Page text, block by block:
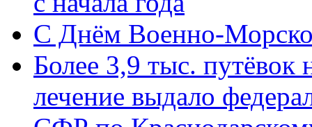
C Днём Военно-
Более 3,9 тыс. путёвок
лечение выдало